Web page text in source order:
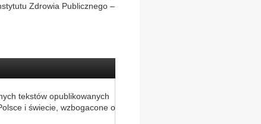
Zdrowia Publicznego –
tekstów opublikowanych
i świecie, wzbogacone o